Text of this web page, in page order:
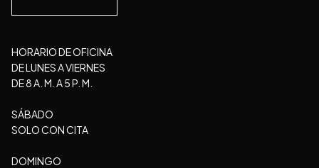
HORARIO DE OFICINA
DE LUNES A VIERNES
DE 8 A. M. A 5 P. M.
SÁBADO
SOLO CON CITA
DOMINGO